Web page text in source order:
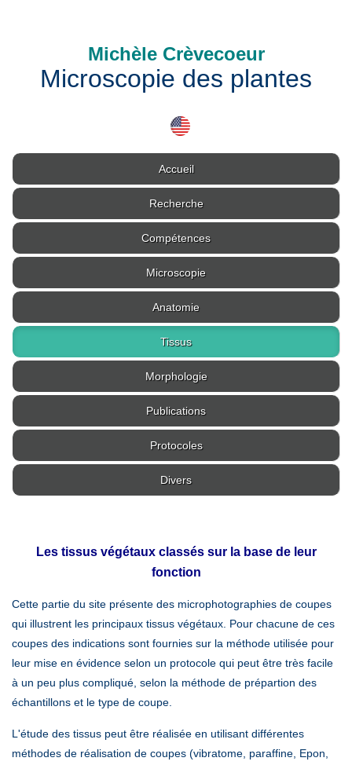
Michèle Crèvecoeur
Microscopie des plantes
Accueil
Recherche
Compétences
Microscopie
Anatomie
Tissus
Morphologie
Publications
Protocoles
Divers
Les tissus végétaux classés sur la base de leur
fonction
Cette partie du site présente des microphotographies de coupes
qui illustrent les principaux tissus végétaux. Pour chacune de ces
coupes des indications sont fournies sur la méthode utilisée pour
leur mise en évidence selon un protocole qui peut être très facile
à un peu plus compliqué, selon la méthode de prépartion des
échantillons et le type de coupe.
L'étude des tissus peut être réalisée en utilisant différentes
méthodes de réalisation de coupes (vibratome, paraffine, Epon,